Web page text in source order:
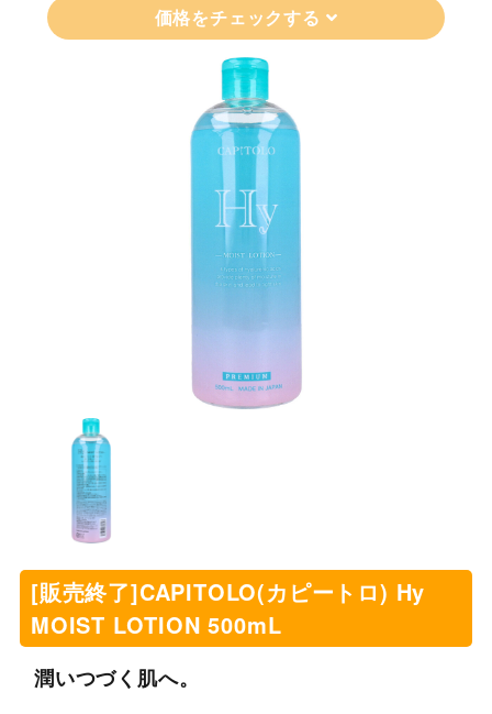
価格をチェックする
[販売終了]CAPITOLO(カピートロ) Hy
MOIST LOTION 500mL
潤いつづく肌へ。